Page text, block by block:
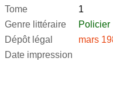
Tome
1
Genre littéraire
Policier
Dépôt légal
mars
Date impression